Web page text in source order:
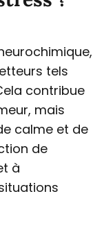
tels
contribue
mais
calme et de
de
à